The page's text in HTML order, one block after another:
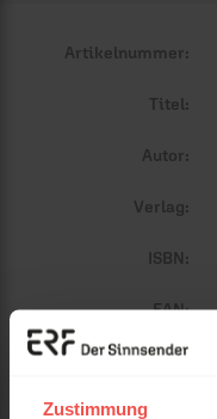
Zustimmung
Artikelnummer:
Titel:
Autor:
Verlag:
ISBN:
EAN:
Gewicht:
Umfang: